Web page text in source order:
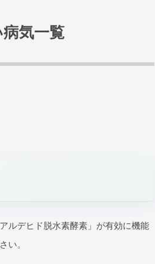
気一覧
ルデヒド脱水素酵素」が有効に機能
い。